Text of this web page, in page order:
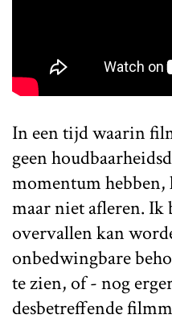
In een tijd waarin
geen
momentum
maar niet afleren. Ik
overvallen kan
onbedwingbare
te zien, of - nog
desbetreffende